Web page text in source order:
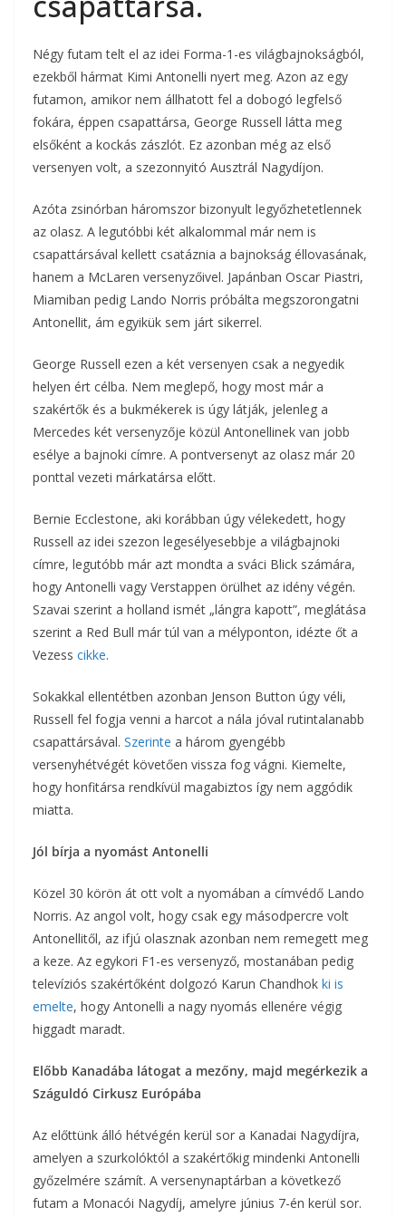
Négy futam telt el az idei Forma-1-es világbajnokságból,
ezekből hármat Kimi Antonelli nyert meg. Azon az egy
futamon, amikor nem állhatott fel a dobogó legfelső
fokára, éppen csapattársa, George Russell látta meg
elsőként a kockás zászlót. Ez azonban még az első
versenyen volt, a szezonnyitó Ausztrál Nagydíjon.
Azóta zsinórban háromszor bizonyult legyőzhetetlennek
az olasz. A legutóbbi két alkalommal már nem is
csapattársával kellett csatáznia a bajnokság éllovasának,
hanem a McLaren versenyzőivel. Japánban Oscar Piastri,
Miamiban pedig Lando Norris próbálta megszorongatni
Antonellit, ám egyikük sem járt sikerrel.
George Russell ezen a két versenyen csak a negyedik
helyen ért célba. Nem meglepő, hogy most már a
szakértők és a bukmékerek is úgy látják, jelenleg a
Mercedes két versenyzője közül Antonellinek van jobb
esélye a bajnoki címre. A pontversenyt az olasz már 20
ponttal vezeti márkatársa előtt.
Bernie Ecclestone, aki korábban úgy vélekedett, hogy
Russell az idei szezon legesélyesebbje a világbajnoki
címre, legutóbb már azt mondta a sváci Blick számára,
hogy Antonelli vagy Verstappen örülhet az idény végén.
Szavai szerint a holland ismét „lángra kapott”, meglátása
szerint a Red Bull már túl van a mélyponton, idézte őt a
Vezess cikke.
Sokakkal ellentétben azonban Jenson Button úgy véli,
Russell fel fogja venni a harcot a nála jóval rutintalanabb
csapattársával. Szerinte a három gyengébb
versenyhétvégét követően vissza fog vágni. Kiemelte,
hogy honfitársa rendkívül magabiztos így nem aggódik
miatta.
Jól bírja a nyomást Antonelli
Közel 30 körön át ott volt a nyomában a címvédő Lando
Norris. Az angol volt, hogy csak egy másodpercre volt
Antonellitől, az ifjú olasznak azonban nem remegett meg
a keze. Az egykori F1-es versenyző, mostanában pedig
televíziós szakértőként dolgozó Karun Chandhok ki is
emelte, hogy Antonelli a nagy nyomás ellenére végig
higgadt maradt.
Előbb Kanadába látogat a mezőny, majd megérkezik a
Száguldó Cirkusz Európába
Az előttünk álló hétvégén kerül sor a Kanadai Nagydíjra,
amelyen a szurkolóktól a szakértőkig mindenki Antonelli
győzelmére számít. A versenynaptárban a következő
futam a Monacói Nagydíj, amelyre június 7-én kerül sor.